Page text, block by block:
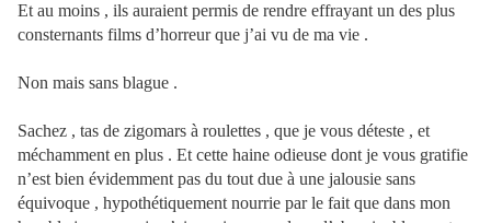
Et au moins , ils auraient permis de rendre effrayant un des plus
consternants films d’horreur que j’ai vu de ma vie .
Non mais sans blague .
Sachez , tas de zigomars à roulettes , que je vous déteste , et
méchamment en plus . Et cette haine odieuse dont je vous gratifie
n’est bien évidemment pas du tout due à une jalousie sans
équivoque , hypothétiquement nourrie par le fait que dans mon